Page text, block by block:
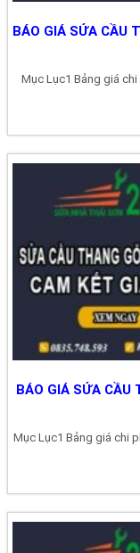
BÁO GIÁ SỬA CẦU
Mục Lục1 Bảng giá
BÁO GIÁ SỬA CẦU
Mục Lục1 Bảng giá chi